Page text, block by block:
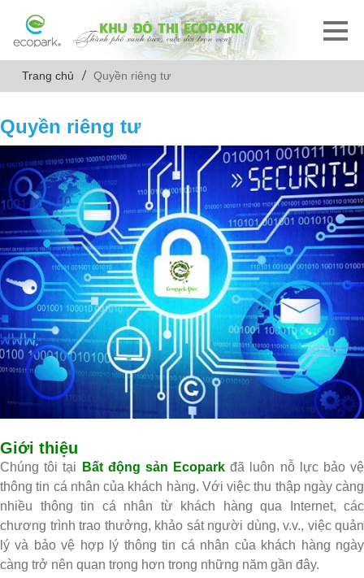
Trang chủ Quyền riêng tư
Quyền riêng tư
Giới thiệu
Chúng tôi tại Bất động sản Ecopark đã luôn nỗ lực bảo vệ
thông tin cá nhân của khách hàng. Với việc thu thập ngày càng
nhiều thông tin cá nhân từ khách hàng qua Internet, các
chương trình trao thưởng, khảo sát người dùng, v.v., việc quản
lý và bảo vệ hợp lý thông tin cá nhân của khách hàng ngày
càng trở nên quan trọng hơn trong những năm gần đây.